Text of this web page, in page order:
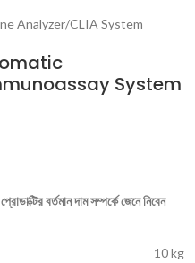
Analyzer/CLIA System
System
বর্তমান দাম সম্পর্কে জেনে নিবেন
10 kg